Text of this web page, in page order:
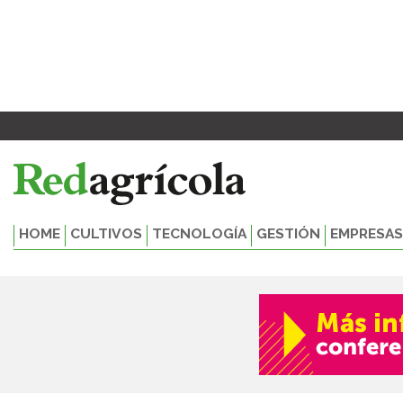
HOME CULTIVOS TECNOLOGÍA GESTIÓN EMPRESAS